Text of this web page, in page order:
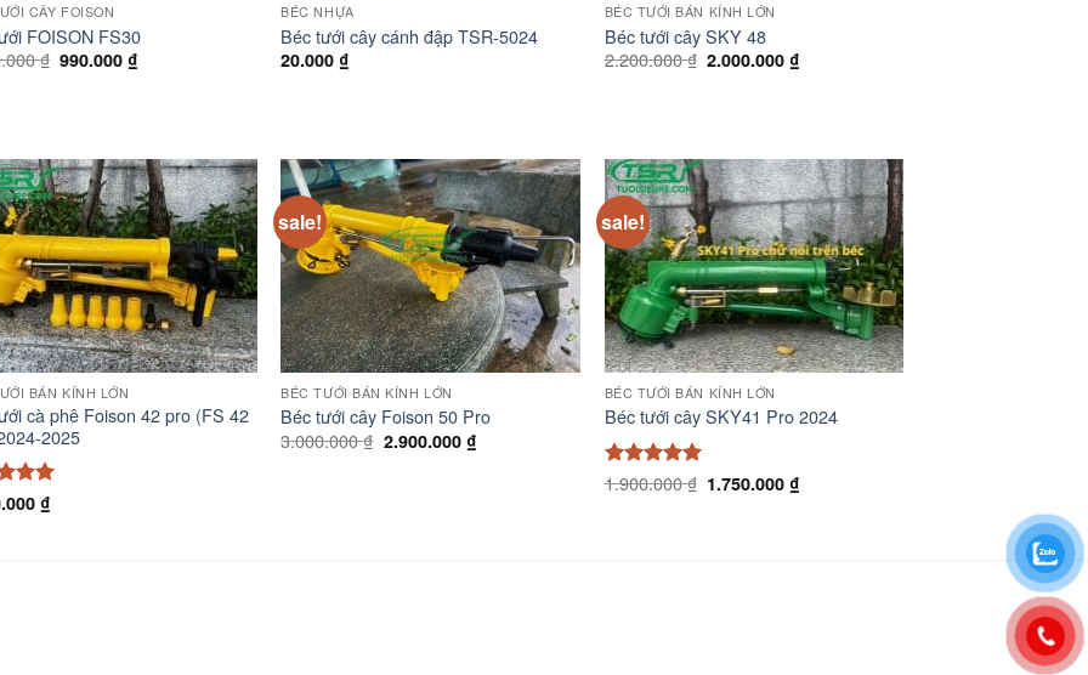
CÂY FOISON
FOISON FS30
₫ Giá
gốc
990.000 ₫
BÉC NHỰA
Béc tưới cây cánh đập TSR-5024
20.000 ₫
BÉC TƯỚI BÁN KÍNH LỚN
Béc tưới cây SKY 48
2.200.000₫ Giá
gốc
2.000.000 ₫Giá
hiện
BÁN KÍNH LỚN
cà phê Foison 42 pro (FS 42
2025
xếp ₫
sale!
BÉC TƯỚI BÁN KÍNH LỚN
Béc tưới cây Foison 50 Pro
3.000.000₫ Giá
gốc
2.900.000 ₫Giá
hiện
sale!
BÉC TƯỚI BÁN KÍNH LỚN
Béc tưới cây SKY41 Pro 2024
Được xếp
1.900.000₫ Giá
gốc
1.750.000 ₫Giá
hiện